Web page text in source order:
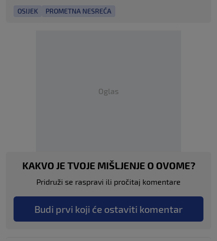
OSIJEK PROMETNA NESREĆA
Oglas
KAKVO JE TVOJE MIŠLJENJE O OVOME?
Pridruži se raspravi ili pročitaj komentare
Budi prvi koji će ostaviti komentar